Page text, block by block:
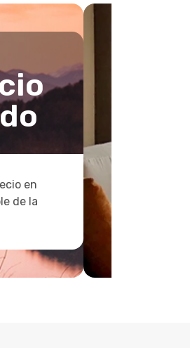
en
de la